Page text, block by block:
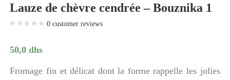
Lauze de chèvre cendrée – Bouznika 1
0 customer reviews
50,0dhs
Fromage fin et délicat dont la forme rappelle les jolies